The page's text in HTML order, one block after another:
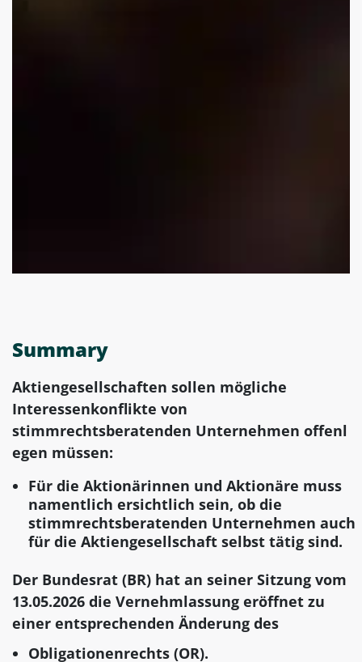
Summary
Aktiengesellschaften sollen mögliche
Interessenkonflikte von
stimmrechtsberatenden Unternehmen offenl
egen müssen:
Für die Aktionärinnen und Aktionäre muss
namentlich ersichtlich sein, ob die
stimmrechtsberatenden Unternehmen auch
für die Aktiengesellschaft selbst tätig sind.
Der Bundesrat (BR) hat an seiner Sitzung vom
13.05.2026 die Vernehmlassung eröffnet zu
einer entsprechenden Änderung des
Obligationenrechts (OR).